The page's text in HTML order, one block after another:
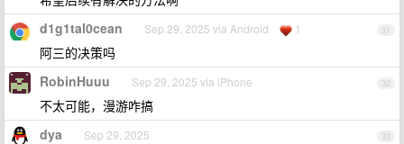
31
d1g1tal0cean Sep 29, 2025 via Android 1
阿三的决策吗
32
RobinHuuu Sep 29, 2025 via iPhone
不太可能，漫游咋搞
33
dya Sep 29, 2025